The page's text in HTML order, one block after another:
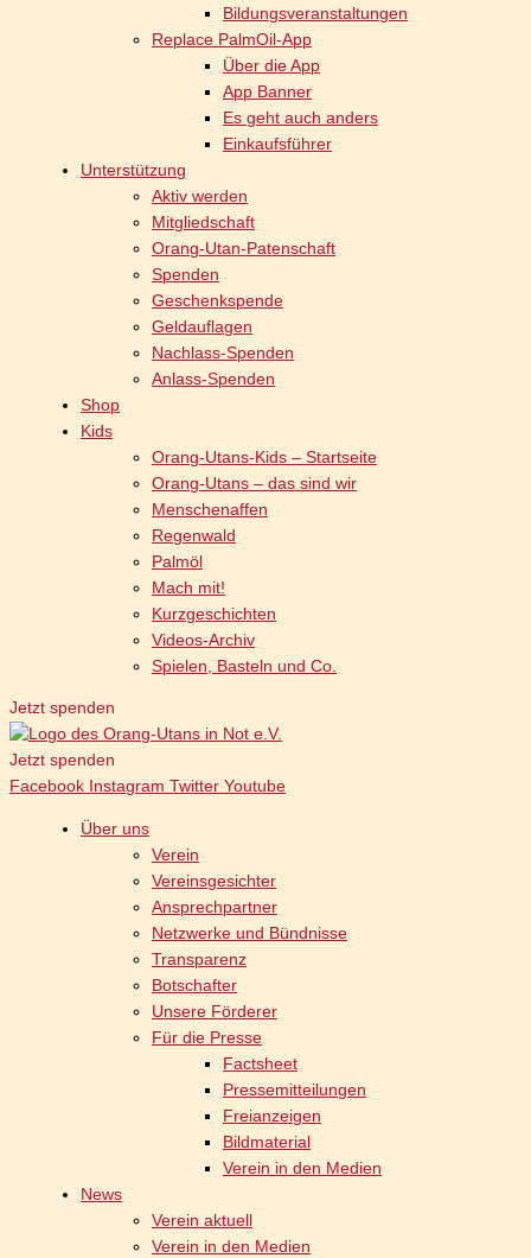
Bildungsveranstaltungen
Replace PalmOil-App
Über die App
App Banner
Es geht auch anders
Einkaufsführer
Unterstützung
Aktiv werden
Mitgliedschaft
Orang-Utan-Patenschaft
Spenden
Geschenkspende
Geldauflagen
Nachlass-Spenden
Anlass-Spenden
Shop
Kids
Orang-Utans-Kids – Startseite
Orang-Utans – das sind wir
Menschenaffen
Regenwald
Palmöl
Mach mit!
Kurzgeschichten
Videos-Archiv
Spielen, Basteln und Co.
Jetzt spenden
Jetzt spenden
Facebook Instagram Twitter Youtube
Über uns
Verein
Vereinsgesichter
Ansprechpartner
Netzwerke und Bündnisse
Transparenz
Botschafter
Unsere Förderer
Für die Presse
Factsheet
Pressemitteilungen
Freianzeigen
Bildmaterial
Verein in den Medien
News
Verein aktuell
Verein in den Medien